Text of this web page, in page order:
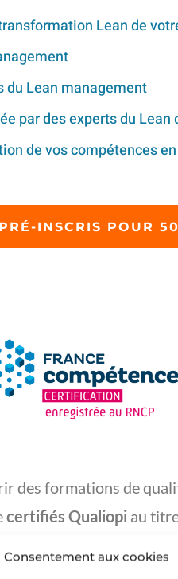
Consentement aux cookies
Lean de
du Lean management
par des experts du Lean
de vos compétences
INSCRIS POUR
des formations de
certifiés Qualiopi au
estcertifiée au RNCP